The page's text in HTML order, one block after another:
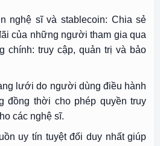
nghệ sĩ và stablecoin: Chia sẻ
của những người tham gia qua
chính: truy cập, quản trị và bảo
lưới do người dùng điều hành
đồng thời cho phép quyền truy
các nghệ sĩ.
uy tín tuyệt đối duy nhất giúp